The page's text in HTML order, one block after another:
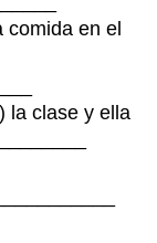
comida en el
la clase y ella